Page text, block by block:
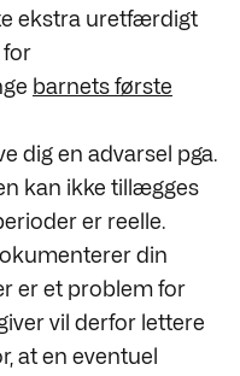
ekstra uretfærdigt
for
barnets første
dig en advarsel pga.
kan ikke tillægges
er reelle.
din
er et problem for
vil derfor lettere
at en eventuel